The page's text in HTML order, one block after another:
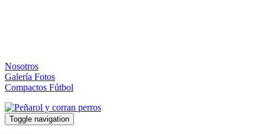
Nosotros
Galería Fotos
Compactos Fútbol
Toggle navigation